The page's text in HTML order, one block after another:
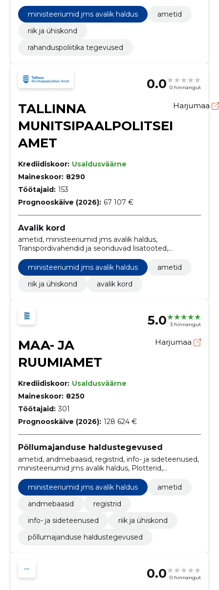
Nisujahu, Teraviljatooted
ministeeriumid jms avalik haldus
ametid
riik ja ühiskond
rahanduspoliitika tegevused
0.0 0 hinnangut
TALLINNA
MUNITSIPAALPOLITSEI
AMET
Harjumaa
Krediidiskoor: Usaldusväärne
Maineskoor: 8290
Töötajaid: 153
Prognooskäive (2026): 67 107 €
Avalik kord
ametid, ministeeriumid jms avalik haldus,
Transpordivahendid ja seonduvad lisatooted,
Minibussid, Sõiduautod, Mootorsõidukid, riik ja
ühiskond
ministeeriumid jms avalik haldus
ametid
riik ja ühiskond
avalik kord
5.0 3 hinnangut
MAA- JA
RUUMIAMET
Harjumaa
Krediidiskoor: Usaldusväärne
Maineskoor: 8250
Töötajaid: 301
Prognooskäive (2026): 128 624 €
Põllumajanduse haldustegevused
ametid, andmebaasid, registrid, info- ja sideteenused,
ministeeriumid jms avalik haldus, Plotterid,
Lennukipetrool, Konstruktsioonid ja
konstruktsioonide osad, Digitaalkartograafia,
Infosüsteemid
ministeeriumid jms avalik haldus
ametid
andmebaasid
registrid
info- ja sideteenused
riik ja ühiskond
põllumajanduse haldustegevused
0.0 0 hinnangut